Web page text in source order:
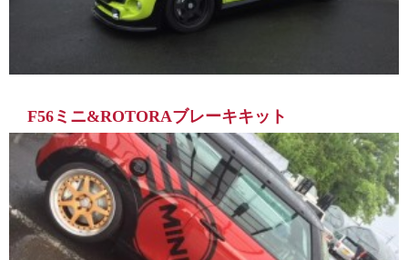
F56ミニ&ROTORAブレーキキット